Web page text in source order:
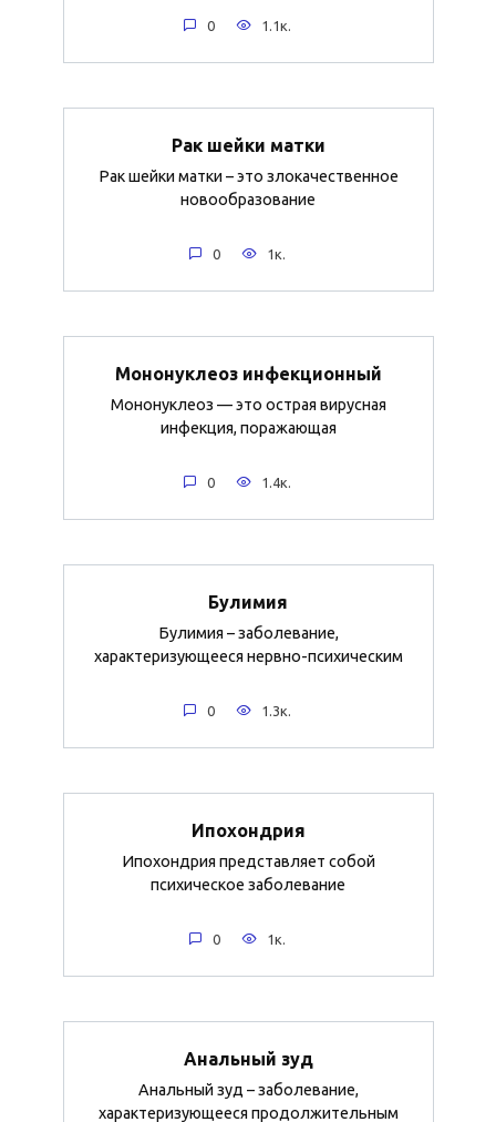
0 1.1к.
Рак шейки матки
Рак шейки матки – это злокачественное
новообразование
0 1к.
Мононуклеоз инфекционный
Мононуклеоз — это острая вирусная
инфекция, поражающая
0 1.4к.
Булимия
Булимия – заболевание,
характеризующееся нервно-психическим
0 1.3к.
Ипохондрия
Ипохондрия представляет собой
психическое заболевание
0 1к.
Анальный зуд
Анальный зуд – заболевание,
характеризующееся продолжительным